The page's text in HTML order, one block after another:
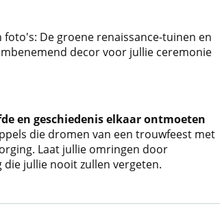
De groene renaissance-tuinen en
decor voor jullie ceremonie
en geschiedenis elkaar ontmoeten
die dromen van een trouwfeest met
Laat jullie omringen door
jullie nooit zullen vergeten.